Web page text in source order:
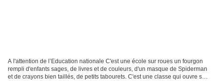
A l'attention de l’Education nationale C'est une école sur roues un fourgon
rempli d'enfants sages, de livres et de couleurs, d'un masque de Spiderman
et de crayons bien taillés, de petits tabourets. C'est une classe qui ouvre ses